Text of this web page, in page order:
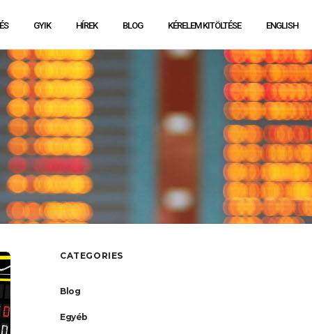
GYIK HÍREK BLOG KÉRELEM KITÖLTÉSE ENGLISH
CATEGORIES
Blog
Egyéb